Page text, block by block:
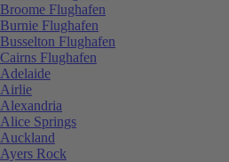
Broome Flughafen
Burnie Flughafen
Busselton Flughafen
Cairns Flughafen
Adelaide
Airlie
Alexandria
Alice Springs
Auckland
Ayers Rock